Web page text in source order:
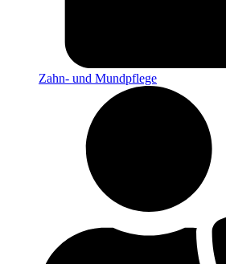
Zahn- und Mundpflege